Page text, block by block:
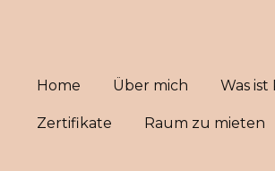
Home Über mich Was ist
Zertifikate Raum zu mieten